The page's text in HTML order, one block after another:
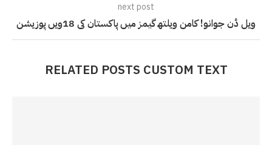
next post
ویل ڈن جوانو! کامن ویلتھ گیمز میں پاکستان کی 18ویں پوزیشن
RELATED POSTS CUSTOM TEXT